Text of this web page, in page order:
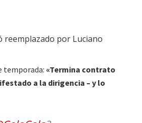
temporada: «Termina contrato
a la dirigencia – y lo